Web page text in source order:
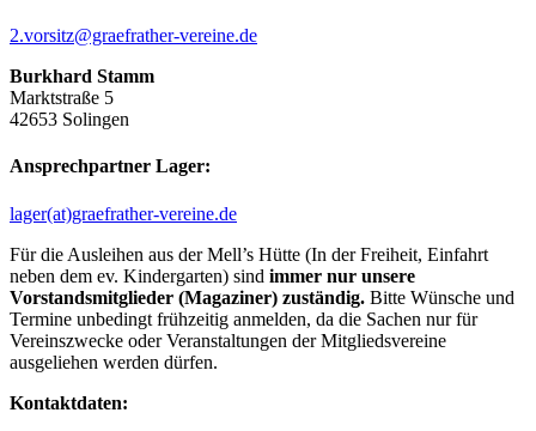
2.vorsitz@graefrather-vereine.de
Burkhard Stamm
Marktstraße 5
42653 Solingen
Ansprechpartner Lager:
lager(at)graefrather-vereine.de
Für die Ausleihen aus der Mell’s Hütte (In der Freiheit, Einfahrt
neben dem ev. Kindergarten) sind immer nur unsere
Vorstandsmitglieder (Magaziner) zuständig. Bitte Wünsche und
Termine unbedingt frühzeitig anmelden, da die Sachen nur für
Vereinszwecke oder Veranstaltungen der Mitgliedsvereine
ausgeliehen werden dürfen.
Kontaktdaten: